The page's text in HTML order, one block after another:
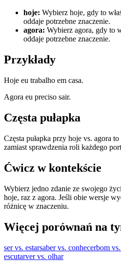
hoje: Wybierz hoje, gdy to
oddaje potrzebne znaczenie.
agora: Wybierz agora, gdy to
oddaje potrzebne znaczenie.
Przykłady
Hoje eu trabalho em casa.
Agora eu preciso sair.
Częsta pułapka
Częsta pułapka przy hoje vs. agora
zamiast sprawdzenia roli każdego
Ćwicz w kontekście
Wybierz jedno zdanie ze swojego
hoje, raz z agora. Jeśli obie wersje
różnicę w znaczeniu.
Więcej porównań na
ser vs. estarsaber vs. conhecerbom
escutarver vs. olhar